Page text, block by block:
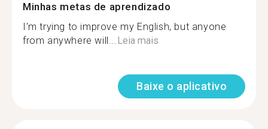
Minhas metas de aprendizado
I'm trying to improve my English, but anyone
from anywhere will...Leia mais
Baixe o aplicativo